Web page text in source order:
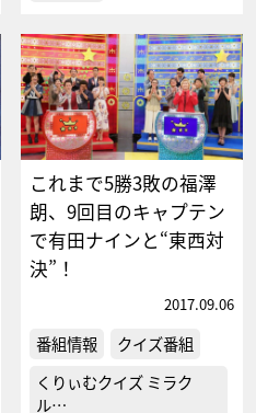
これまで5勝3敗の福澤
朗、9回目のキャプテン
で有田ナインと“東西対
決”！
2017.09.06
番組情報
クイズ番組
くりぃむクイズ ミラク
ル…